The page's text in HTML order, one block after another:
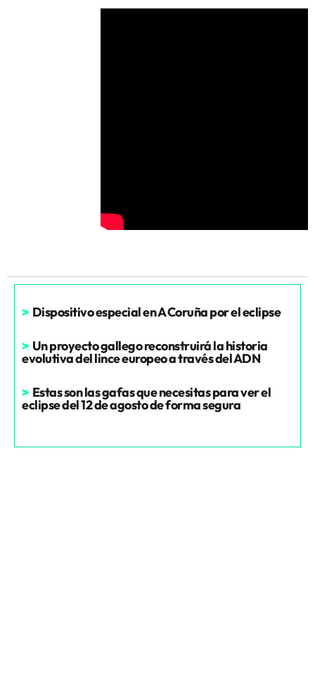
> Dispositivo especial en A Coruña por el eclipse
> Un proyecto gallego reconstruirá la historia
evolutiva del lince europeo a través del ADN
> Estas son las gafas que necesitas para ver el
eclipse del 12 de agosto de forma segura